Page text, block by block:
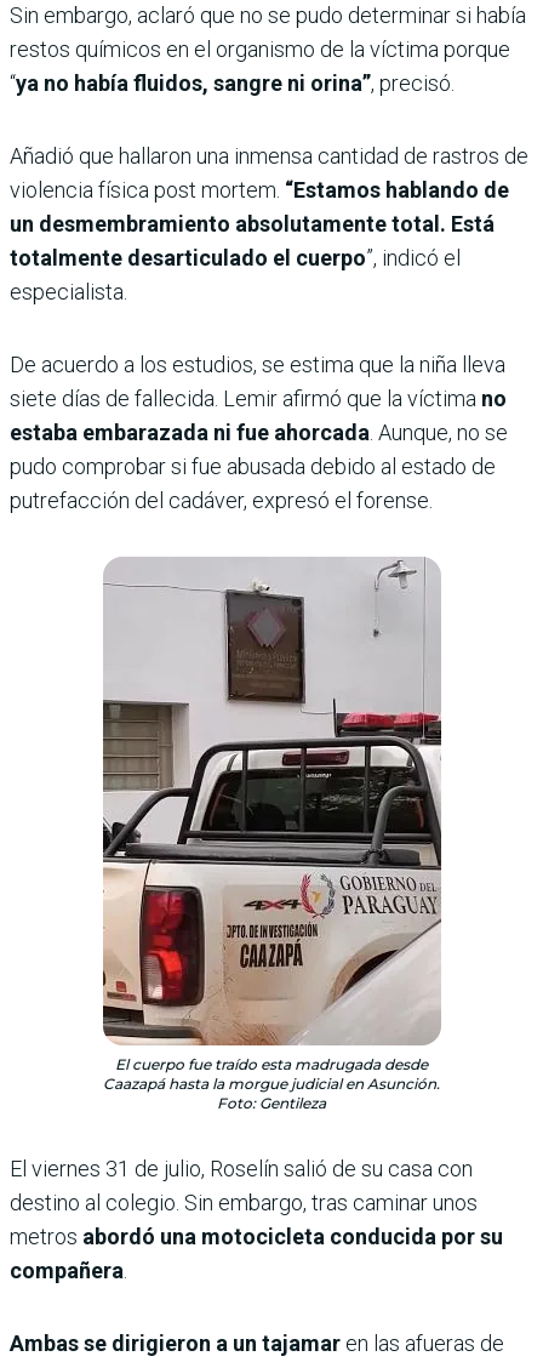
Sin embargo, aclaró que no se pudo determinar si había
restos químicos en el organismo de la víctima porque
“ya no había fluidos, sangre ni orina”, precisó.
Añadió que hallaron una inmensa cantidad de rastros de
violencia física post mortem. “Estamos hablando de
un desmembramiento absolutamente total. Está
totalmente desarticulado el cuerpo”, indicó el
especialista.
De acuerdo a los estudios, se estima que la niña lleva
siete días de fallecida. Lemir afirmó que la víctima no
estaba embarazada ni fue ahorcada . Aunque, no se
pudo comprobar si fue abusada debido al estado de
putrefacción del cadáver, expresó el forense.
El cuerpo fue traído esta madrugada desde
Caazapá hasta la morgue judicial en Asunción.
Foto: Gentileza
El viernes 31 de julio, Roselín salió de su casa con
destino al colegio. Sin embargo, tras caminar unos
metros abordó una motocicleta conducida por su
compañera
Ambas se dirigieron a un tajamar en las afueras de